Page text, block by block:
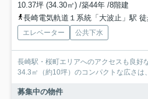
10.37坪 (34.30㎡) /築44年 /8階建
長崎電気軌道１系統「大波止」駅
エレベーター 公共下水
長崎駅・桜町エリアへのアクセスも良好
34.3㎡（約10坪）のコンパクトな広さは
募集中の物件